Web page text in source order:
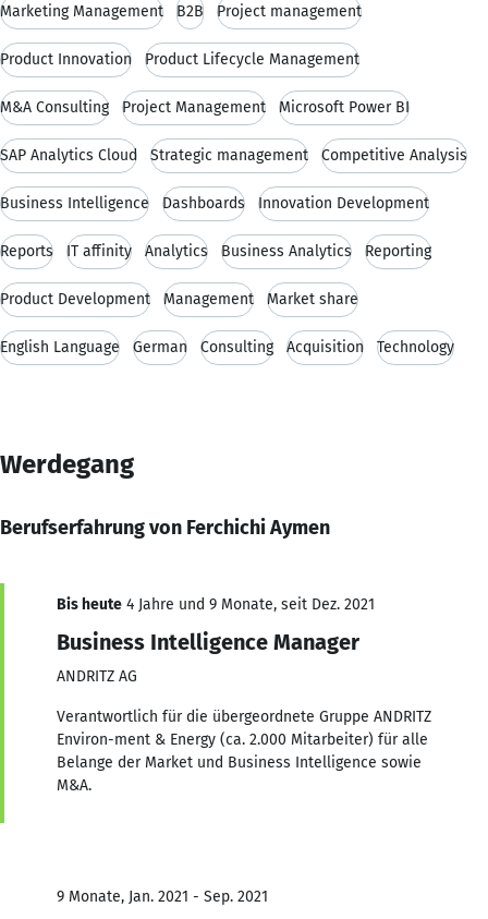
Marketing Management B2B Project management
Product Innovation Product Lifecycle Management
M&A Consulting Project Management Microsoft Power BI
SAP Analytics Cloud Strategic management Competitive Analysis
Business Intelligence Dashboards Innovation Development
Reports IT affinity Analytics Business Analytics Reporting
Product Development Management Market share
English Language German Consulting Acquisition Technology
Werdegang
Berufserfahrung von Ferchichi Aymen
Bis heute 4 Jahre und 9 Monate, seit Dez. 2021
Business Intelligence Manager
ANDRITZ AG
Verantwortlich für die übergeordnete Gruppe ANDRITZ
Environ-ment & Energy (ca. 2.000 Mitarbeiter) für alle
Belange der Market und Business Intelligence sowie
M&A.
9 Monate, Jan. 2021 - Sep. 2021